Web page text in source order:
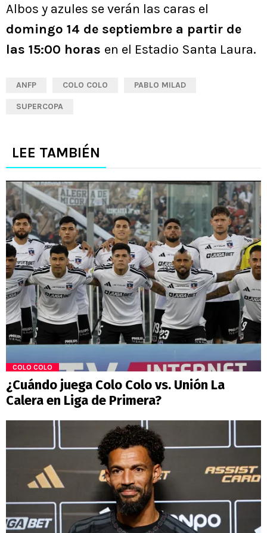
Albos y azules se verán las caras el
domingo 14 de septiembre a partir de
las 15:00 horas en el Estadio Santa Laura.
ANFP COLO COLO PABLO MILAD
SUPERCOPA
LEE TAMBIÉN
COLO COLO
¿Cuándo juega Colo Colo vs. Unión La
Calera en Liga de Primera?